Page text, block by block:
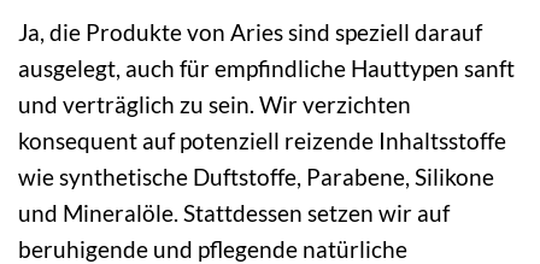
Ja, die Produkte von Aries sind speziell darauf
ausgelegt, auch für empfindliche Hauttypen sanft
und verträglich zu sein. Wir verzichten
konsequent auf potenziell reizende Inhaltsstoffe
wie synthetische Duftstoffe, Parabene, Silikone
und Mineralöle. Stattdessen setzen wir auf
beruhigende und pflegende natürliche